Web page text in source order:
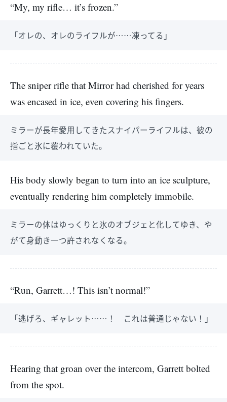
“My, my rifle… it’s frozen.”
「オレの、オレのライフルが……凍ってる」
The sniper rifle that Mirror had cherished for years
was encased in ice, even covering his fingers.
ミラーが長年愛用してきたスナイパーライフルは、彼の
指ごと氷に覆われていた。
His body slowly began to turn into an ice sculpture,
eventually rendering him completely immobile.
ミラーの体はゆっくりと氷のオブジェと化してゆき、や
がて身動き一つ許されなくなる。
“Run, Garrett…! This isn’t normal!”
「逃げろ、ギャレット……！ これは普通じゃない！」
Hearing that groan over the intercom, Garrett bolted
from the spot.